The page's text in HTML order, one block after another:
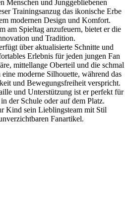
Menschen und Junggebliebenen
Trainingsanzug das ikonische Erbe
modernen Design und Komfort.
am Spieltag anzufeuern, bietet er die
und Tradition.
über aktualisierte Schnitte und
Erlebnis für jeden jungen Fan
mittellange Oberteil und die schmal
moderne Silhouette, während das
und Bewegungsfreiheit verspricht.
und Unterstützung ist er perfekt für
der Schule oder auf dem Platz.
Kind sein Lieblingsteam mit Stil
Fanartikel.